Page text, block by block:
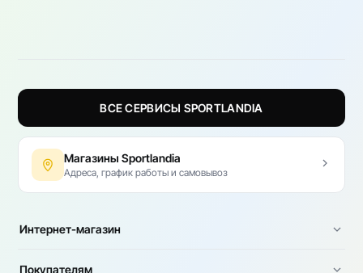
ВСЕ СЕРВИСЫ SPORTLANDIA
Магазины Sportlandia
Адреса, график работы и самовывоз
Интернет-магазин
Покупателям